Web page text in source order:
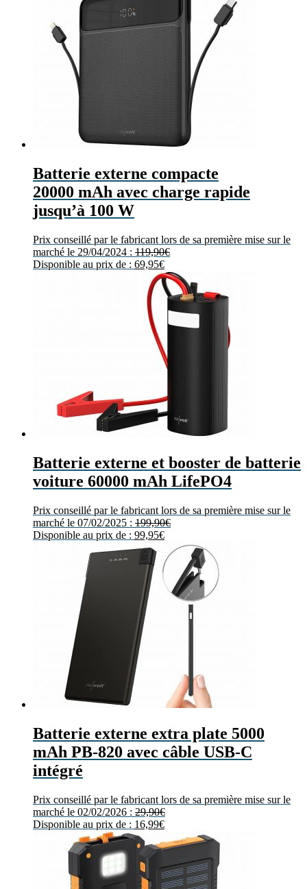
Batterie externe compacte
20000 mAh avec charge rapide
jusqu’à 100 W
Prix conseillé par le fabricant lors de sa première mise sur le
marché le 29/04/2024 : 119,90€
Disponible au prix de : 69,95€
Batterie externe et booster de batterie
voiture 60000 mAh LifePO4
Prix conseillé par le fabricant lors de sa première mise sur le
marché le 07/02/2025 : 199,90€
Disponible au prix de : 99,95€
Batterie externe extra plate 5000
mAh PB-820 avec câble USB-C
intégré
Prix conseillé par le fabricant lors de sa première mise sur le
marché le 02/02/2026 : 29,90€
Disponible au prix de : 16,99€